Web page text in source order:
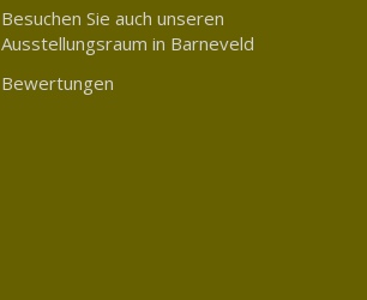
Besuchen Sie auch unseren
Ausstellungsraum in Barneveld
Bewertungen